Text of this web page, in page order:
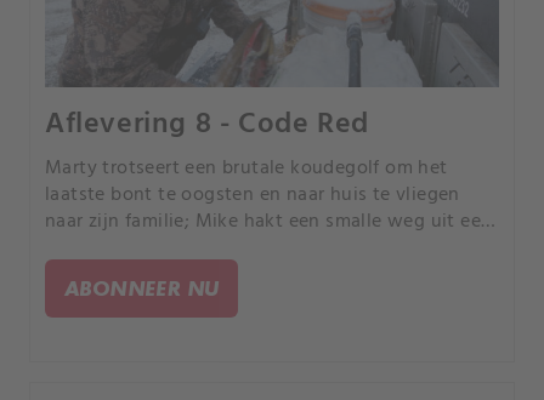
Aflevering 8 - Code Red
Marty trotseert een brutale koudegolf om het
laatste bont te oogsten en naar huis te vliegen
naar zijn familie; Mike hakt een smalle weg uit een
toegang te krijgen tot uitstekende jachtgronden.
ABONNEER NU